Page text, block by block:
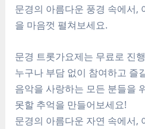
문경의 아름다운 풍경 속에서,
을 마음껏 펼쳐보세요.
문경 트롯가요제는 무료로 진
누구나 부담 없이 참여하고 즐
음악을 사랑하는 모든 분들을
못할 추억을 만들어보세요!
문경의 아름다운 자연 속에서,